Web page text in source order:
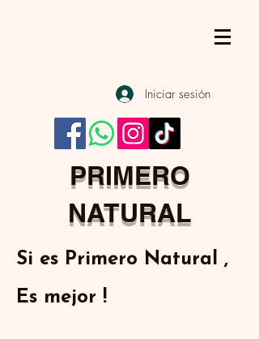
Iniciar sesión
PRIMERO
NATURAL
Si es Primero Natural ,
Es mejor !